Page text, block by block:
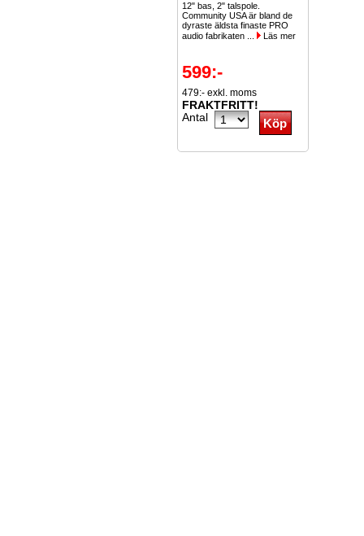
12" bas, 2" talspole.
Community USA är bland de
dyraste äldsta finaste PRO
audio fabrikaten ...
Läs mer
599:-
479:- exkl. moms
FRAKTFRITT!
Antal